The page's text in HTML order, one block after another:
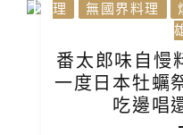
理
無國界料理
番太郎味自慢
一度日本牡蠣
吃邊唱